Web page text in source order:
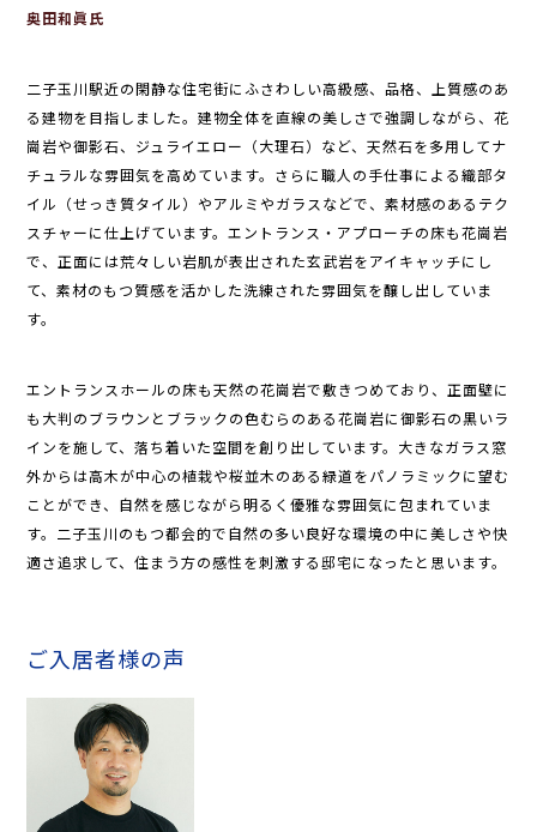
奥田和眞氏
二子玉川駅近の閑静な住宅街にふさわしい高級感、品格、上質感のあ
る建物を目指しました。建物全体を直線の美しさで強調しながら、花
崗岩や御影石、ジュライエロー（大理石）など、天然石を多用してナ
チュラルな雰囲気を高めています。さらに職人の手仕事による織部タ
イル（せっき質タイル）やアルミやガラスなどで、素材感のあるテク
スチャーに仕上げています。エントランス・アプローチの床も花崗岩
で、正面には荒々しい岩肌が表出された玄武岩をアイキャッチにし
て、素材のもつ質感を活かした洗練された雰囲気を醸し出していま
す。
エントランスホールの床も天然の花崗岩で敷きつめており、正面壁に
も大判のブラウンとブラックの色むらのある花崗岩に御影石の黒いラ
インを施して、落ち着いた空間を創り出しています。大きなガラス窓
外からは高木が中心の植栽や桜並木のある緑道をパノラミックに望む
ことができ、自然を感じながら明るく優雅な雰囲気に包まれていま
す。二子玉川のもつ都会的で自然の多い良好な環境の中に美しさや快
適さ追求して、住まう方の感性を刺激する邸宅になったと思います。
ご入居者様の声